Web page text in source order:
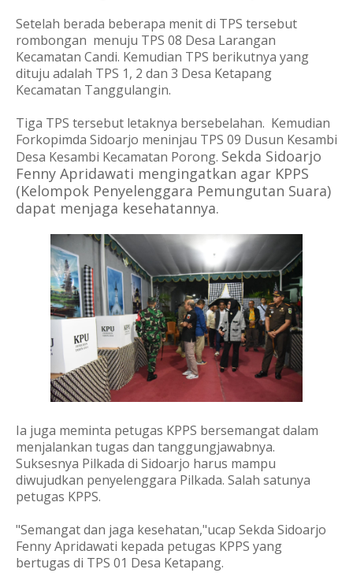
Setelah berada beberapa menit di TPS tersebut
rombongan menuju TPS 08 Desa Larangan
Kecamatan Candi. Kemudian TPS berikutnya yang
dituju adalah TPS 1, 2 dan 3 Desa Ketapang
Kecamatan Tanggulangin.
Tiga TPS tersebut letaknya bersebelahan. Kemudian
Forkopimda Sidoarjo meninjau TPS 09 Dusun Kesambi
Desa Kesambi Kecamatan Porong. Sekda Sidoarjo
Fenny Apridawati mengingatkan agar KPPS
(Kelompok Penyelenggara Pemungutan Suara)
dapat menjaga kesehatannya.
Ia juga meminta petugas KPPS bersemangat dalam
menjalankan tugas dan tanggungjawabnya.
Suksesnya Pilkada di Sidoarjo harus mampu
diwujudkan penyelenggara Pilkada. Salah satunya
petugas KPPS.
"Semangat dan jaga kesehatan,"ucap Sekda Sidoarjo
Fenny Apridawati kepada petugas KPPS yang
bertugas di TPS 01 Desa Ketapang.